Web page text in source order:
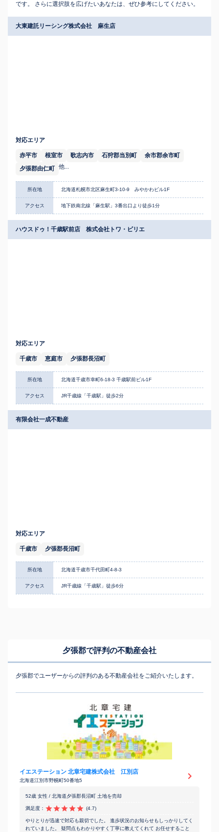
です。 さらに選択肢を広げたいあなたは、ぜひ参考にしてください。
大東建託リーシング株式会社 麻生店
対応エリア
赤平市 根室市 歌志内市 石狩郡当別町
余市郡余市町
夕張郡由仁町 他...
所在地 北海道札幌市北区麻生町3-10-9 みやかわビル1F
アクセス 地下鉄南北線「麻生駅」3番出口より徒歩1分
ハウスドゥ！千歳駅前店 株式会社トワ・ピリエ
対応エリア
千歳市 恵庭市 夕張郡長沼町
所在地 北海道千歳市幸町6-18-3 千歳駅前ビル1F
アクセス JR千歳線「千歳駅」徒歩2分
有限会社一成不動産
対応エリア
千歳市 夕張郡長沼町
所在地 北海道千歳市千代田町4-8-3
アクセス JR千歳線「千歳駅」徒歩6分
夕張郡で評判の不動産会社
夕張郡でユーザーからの評判のある不動産会社をご紹介いたします。
イエステーション 北章宅建株式会社 江別店
北海道江別市野幌町50番地5
52歳 女性 / 北海道夕張郡長沼町 土地を売却
満足度： (4.7)
やりとりが迅速で対応も親切でした。 進歩状況のお知らせもしっかりしてく
れていました。 疑問点もわかりやすく丁寧に教えてくれて お任せすること